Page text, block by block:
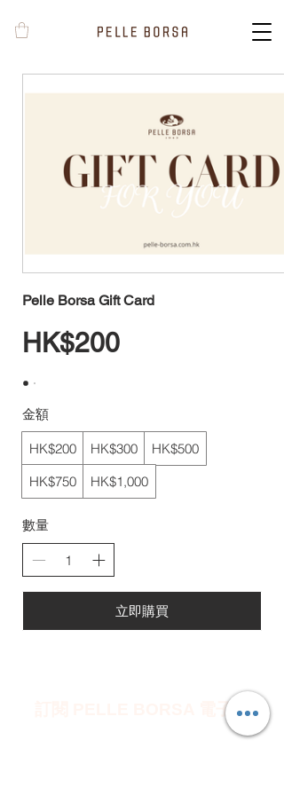
Pelle Borsa Gift Card
HK$200
金額
HK$200 HK$300
HK$500
HK$750
HK$1,000
數量
立即購買
訂閱 PELLE BORSA 電子報
訂閱即享有 $50 電子優惠券 ~ 沒有任何最低消